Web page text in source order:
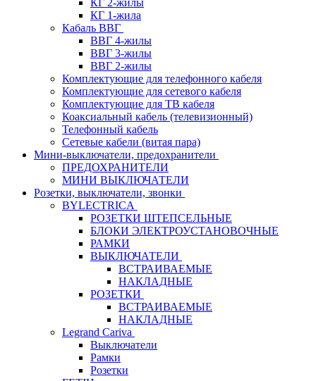
КГ 2-жилы
КГ 1-жила
Кабаль ВВГ
ВВГ 4-жилы
ВВГ 3-жилы
ВВГ 2-жилы
Комплектующие для телефонного кабеля
Комплектующие для сетевого кабеля
Комплектующие для ТВ кабеля
Коаксиальный кабель (телевизионный)
Телефонный кабель
Сетевые кабели (витая пара)
Мини-выключатели, предохранители
ПРЕДОХРАНИТЕЛИ
МИНИ ВЫКЛЮЧАТЕЛИ
Розетки, выключатели, звонки
BYLECTRICA
РОЗЕТКИ ШТЕПСЕЛЬНЫЕ
БЛОКИ ЭЛЕКТРОУСТАНОВОЧНЫЕ
РАМКИ
ВЫКЛЮЧАТЕЛИ
ВСТРАИВАЕМЫЕ
НАКЛАДНЫЕ
РОЗЕТКИ
ВСТРАИВАЕМЫЕ
НАКЛАДНЫЕ
Legrand Cariva
Выключатели
Рамки
Розетки